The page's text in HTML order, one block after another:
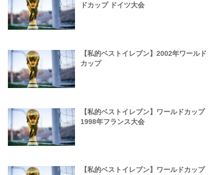
ドカップ ドイツ大会
【私的ベストイレブン】2002年ワールド
カップ
【私的ベストイレブン】ワールドカップ
1998年フランス大会
【私的ベストイレブン】ワールドカップ